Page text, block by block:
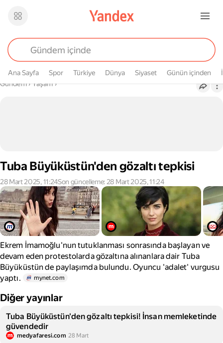
Ana Sayfa Spor Türkiye Dünya Siyaset Günün içinden
Buradasın
Gündem› Yaşam›
Tuba Büyüküstün'den gözaltı tepkisi
28 Mart 2025, 11:24Son güncelleme: 28 Mart 2025, 11:24
Ekrem İmamoğlu'nun tutuklanması sonrasında başlayan ve
devam eden protestolarda gözaltına alınanlara dair Tuba
Büyüküstün de paylaşımda bulundu. Oyuncu 'adalet' vurgusu
yaptı.
mynet.com
Diğer yayınlar
Tuba Büyüküstün'den gözaltı tepkisi! İnsan memleketinde
güvendedir
medyafaresi.com 28 Mart